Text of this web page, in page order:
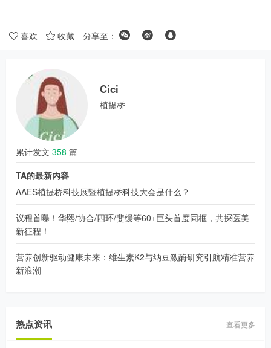
喜欢 收藏 分享至：
Cici
植提桥
累计发文 358 篇
TA的最新内容
AAES植提桥科技展暨植提桥科技大会是什么？
议程首曝！华熙/协合/四环/斐缦等60+巨头首度同框，共探医美
新征程！
营养创新驱动健康未来：维生素K2与纳豆激酶研究引航精准营养
新浪潮
热点资讯 查看更多